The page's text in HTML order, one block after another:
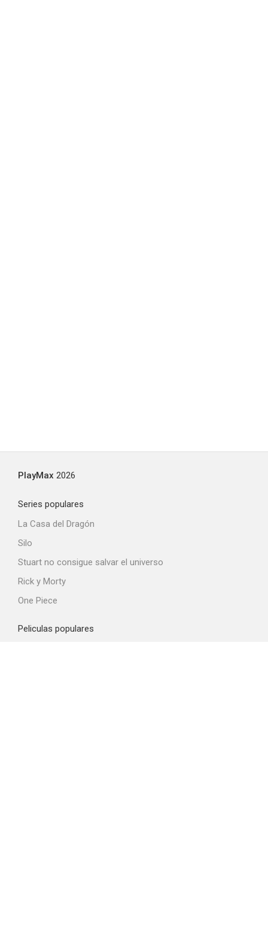
PlayMax 2026
Series populares
La Casa del Dragón
Silo
Stuart no consigue salvar el universo
Rick y Morty
One Piece
Peliculas populares